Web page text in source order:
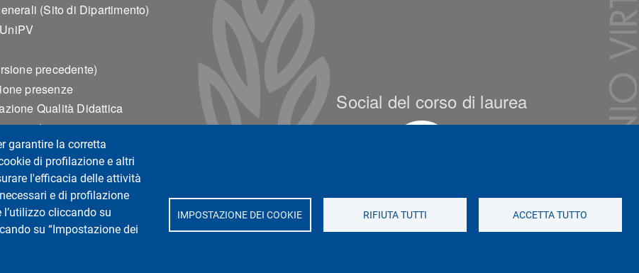
garantire la corretta
di profilazione e altri
l'efficacia delle attività
e di profilazione
cliccando su
su “Impostazione dei
IMPOSTAZIONE DEI COOKIE RIFIUTA TUTTI ACCETTA TUTTO
2
(Sito di Dipartimento)
precedente)
presenze
Qualità Didattica
docenti
del Dipartimento
Social del corso di laurea
Social di Ateneo